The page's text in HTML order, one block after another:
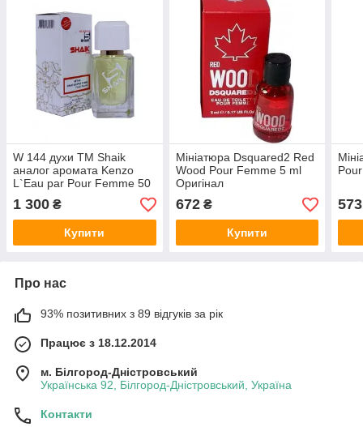
W 144 духи ТМ Shaik
аналог аромата Kenzo
L`Eau par Pour Femme 50
ml
1 300 ₴
Купити
Мініатюра Dsquared2 Red
Wood Pour Femme 5 ml
Оригінал
672₴
Купити
573
Про нас
93% позитивних з 89 відгуків за рік
Працює з 18.12.2014
м. Білгород-Дністровський
Українська 92, Білгород-Дністровський, Україна
Контакти